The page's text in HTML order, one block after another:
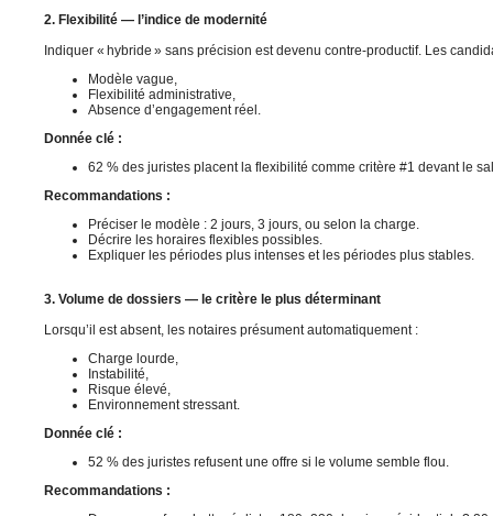
2. Flexibilité — l’indice de modernité
Indiquer « hybride » sans précision est devenu contre-productif. Les
Modèle vague,
Flexibilité administrative,
Absence d’engagement réel.
Donnée clé :
62 % des juristes placent la flexibilité comme critère #1 devant le
Recommandations :
Préciser le modèle : 2 jours, 3 jours, ou selon la charge.
Décrire les horaires flexibles possibles.
Expliquer les périodes plus intenses et les périodes plus stables.
3. Volume de dossiers — le critère le plus déterminant
Lorsqu’il est absent, les notaires présument automatiquement :
Charge lourde,
Instabilité,
Risque élevé,
Environnement stressant.
Donnée clé :
52 % des juristes refusent une offre si le volume semble flou.
Recommandations :